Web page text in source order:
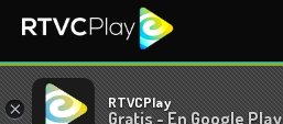
× RTVCPlay
Gratis - En Google Play